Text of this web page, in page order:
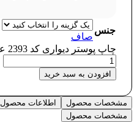
جنس
صاف
چاپ پوستر دیواری کد 2393 عدد
افزودن به سبد خرید
مشخصات محصول اطلاعات محصول
مشخصات محصول